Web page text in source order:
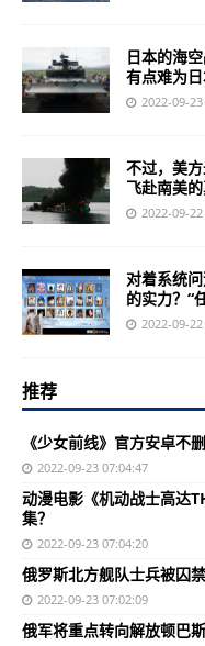
日本的海
有点难为
2022-09-
不过，美
飞赴南美
2022-09-
对着系统
的实力？“
2022-09-
推荐
《少女前线》官方安卓不
2022-09-23 07:04:47
动漫电影《机动战士高达
集？
2022-09-23 07:04:20
俄罗斯北方舰队士兵被囚
2022-09-23 07:02:09
俄军将重点转向解放顿巴